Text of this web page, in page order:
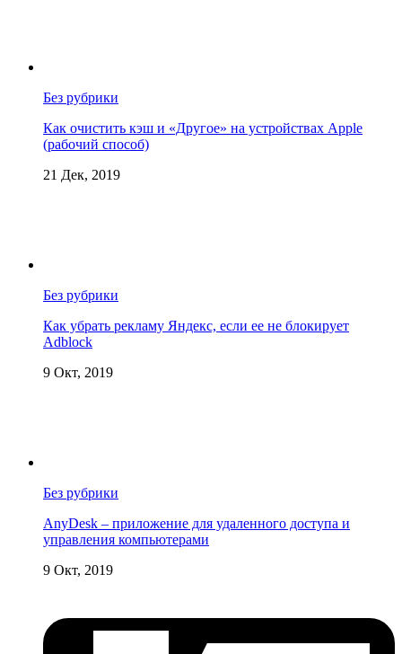
Без рубрики
Как очистить кэш и «Другое» на устройствах Apple
(рабочий способ)
21 Дек, 2019
Без рубрики
Как убрать рекламу Яндекс, если ее не блокирует
Adblock
9 Окт, 2019
Без рубрики
AnyDesk – приложение для удаленного доступа и
управления компьютерами
9 Окт, 2019